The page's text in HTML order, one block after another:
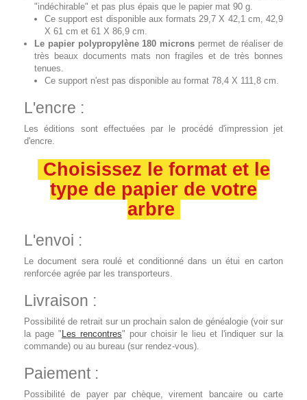
"indéchirable" et pas plus épais que le papier mat 90 g.
Ce support est disponible aux formats 29,7 X 42,1 cm, 42,9
X 61 cm et 61 X 86,9 cm.
Le papier polypropylène 180 microns permet de réaliser de
très beaux documents mats non fragiles et de très bonnes
tenues.
Ce support n'est pas disponible au format 78,4 X 111,8 cm.
L'encre :
Les éditions sont effectuées par le procédé d'impression jet
d'encre.
Choisissez le format et le
type de papier de votre
arbre
L'envoi :
Le document sera roulé et conditionné dans un étui en carton
renforcée agrée par les transporteurs.
Livraison :
Possibilité de retrait sur un prochain salon de généalogie (voir sur
la page " Les rencontres" pour choisir le lieu et l'indiquer sur la
commande) ou au bureau (sur rendez-vous).
Paiement :
Possibilité de payer par chèque, virement bancaire ou carte